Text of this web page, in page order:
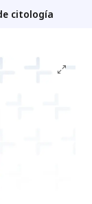
citología